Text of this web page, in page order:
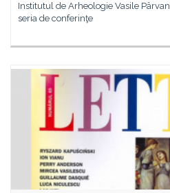
Institutul de Arheologie Vasile
seria de conferinţe